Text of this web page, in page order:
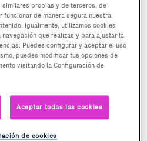
propias y de terceros, de
de manera segura nuestra
Igualmente, utilizamos cookies
que realizas y para ajustar la
Puedes configurar y aceptar el uso
puedes modificar tus opciones de
visitando la Configuración de
Aceptar todas las cookies
de cookies